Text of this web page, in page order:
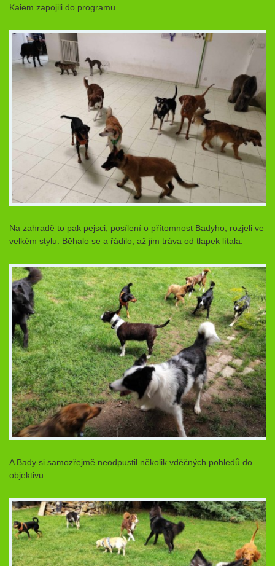
Kaiem zapojili do programu.
Na zahradě to pak pejsci, posílení o přítomnost Badyho, rozjeli ve
velkém stylu. Běhalo se a řádilo, až jim tráva od tlapek lítala.
A Bady si samozřejmě neodpustil několik vděčných pohledů do
objektivu...